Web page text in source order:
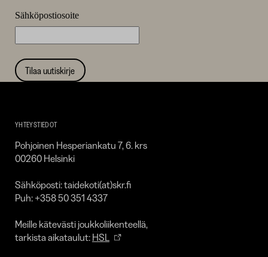
Sähköpostiosoite
Tilaa uutiskirje
KirpiläYHTEYSTIEDOT
Pohjoinen Hesperiankatu 7, 6. krs
00260 Helsinki
Sähköposti: taidekoti(at)skr.fi
Puh: +358 50 351 4337
Meille kätevästi joukkoliikenteellä,
tarkista aikataulut: HSL